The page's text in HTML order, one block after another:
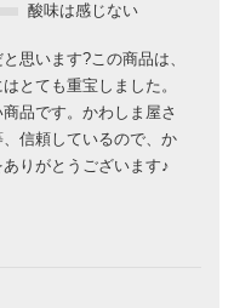
酸味は感じない
思います?この商品は、
とても重宝しました。
品です。かわしま屋さ
信頼しているので、か
ありがとうございます♪